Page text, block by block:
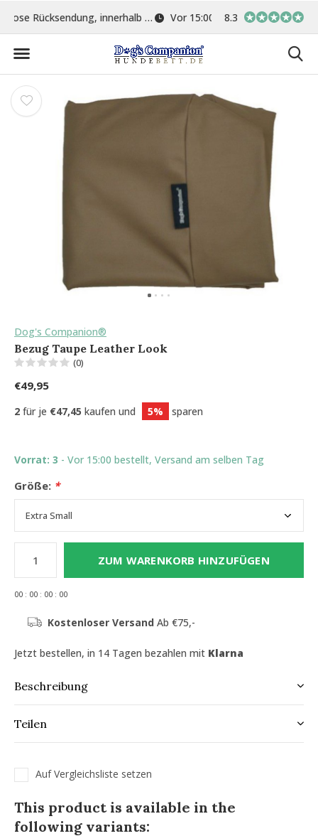
Vor 15:00 Uhr bestellt, am gleichen Tag versand In eigener
8.3
Dog's Companion®
Bezug Taupe Leather Look
(0)
€49,95
2 für je €47,45 kaufen und 5% sparen
Vorrat: 3 - Vor 15:00 bestellt, Versand am selben Tag
Größe: *
ZUM WARENKORB HINZUFÜGEN
00 : 00 : 00 : 00
Kostenloser Versand Ab €75,-
Jetzt bestellen, in 14 Tagen bezahlen mit Klarna
Beschreibung
Teilen
Auf Vergleichsliste setzen
This product is available in the
following variants: